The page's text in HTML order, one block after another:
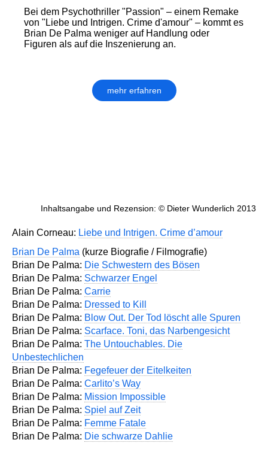
Bei dem Psychothriller "Passion" – einem Remake
von "Liebe und Intrigen. Crime d'amour" – kommt es
Brian De Palma weniger auf Handlung oder
Figuren als auf die Inszenierung an.
mehr erfahren
Inhaltsangabe und Rezension: © Dieter Wunderlich 2013
Alain Corneau: Liebe und Intrigen. Crime d’amour
Brian De Palma (kurze Biografie / Filmografie)
Brian De Palma: Die Schwestern des Bösen
Brian De Palma: Schwarzer Engel
Brian De Palma: Carrie
Brian De Palma: Dressed to Kill
Brian De Palma: Blow Out. Der Tod löscht alle Spuren
Brian De Palma: Scarface. Toni, das Narbengesicht
Brian De Palma: The Untouchables. Die
Unbestechlichen
Brian De Palma: Fegefeuer der Eitelkeiten
Brian De Palma: Carlito’s Way
Brian De Palma: Mission Impossible
Brian De Palma: Spiel auf Zeit
Brian De Palma: Femme Fatale
Brian De Palma: Die schwarze Dahlie